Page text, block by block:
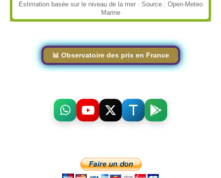
Estimation basée sur le niveau de la mer · Source : Open-Meteo
Marine
📊 Observatoire des prix en France